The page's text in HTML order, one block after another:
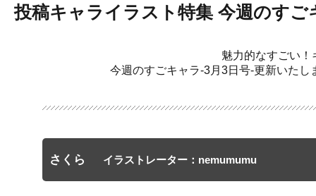
投稿キャライラスト特集 今週のすご
魅力的なすごい
今週のすごキャラ-3月3日号-更新いた
さくら イラストレーター：nemumumu